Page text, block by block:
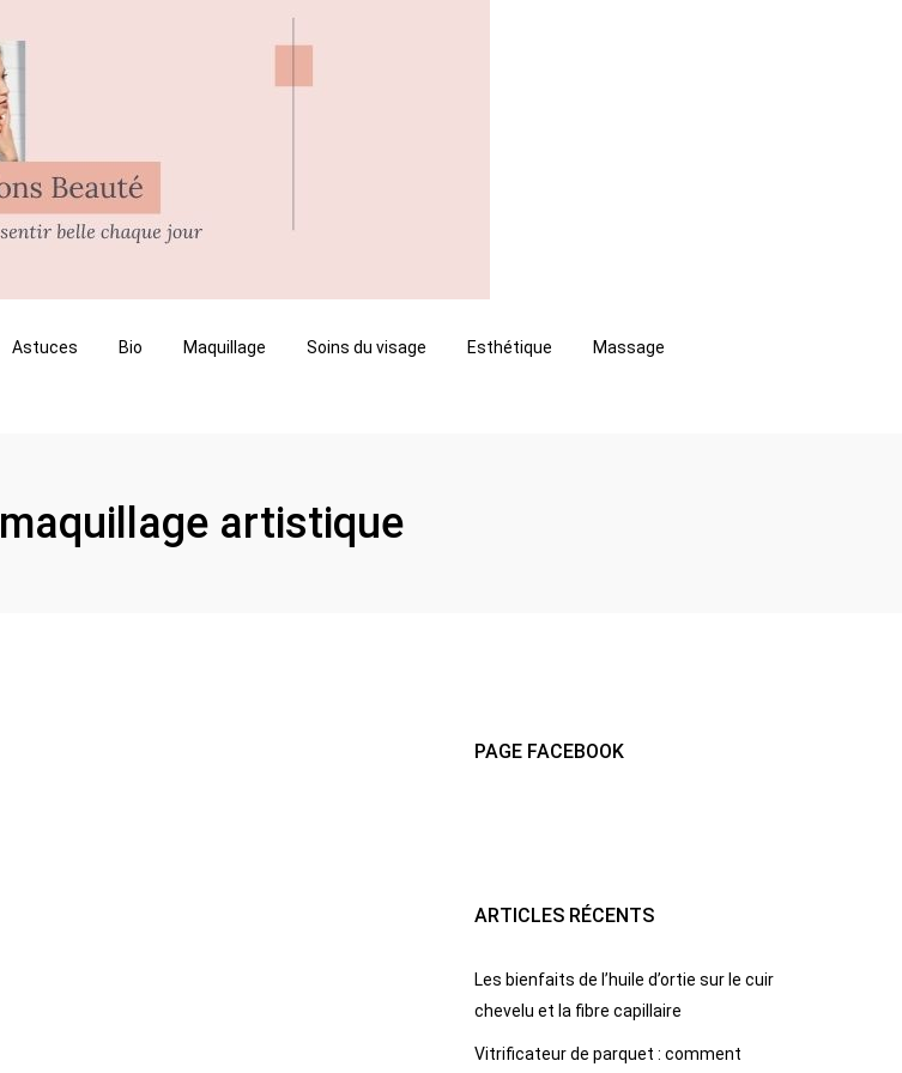
Astuces Bio Maquillage Soins du visage Esthétique Massage
maquillage artistique
PAGE FACEBOOK
ARTICLES RÉCENTS
Les bienfaits de l’huile d’ortie sur le cuir
chevelu et la fibre capillaire
Vitrificateur de parquet : comment